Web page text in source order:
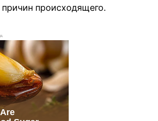
происходящего.